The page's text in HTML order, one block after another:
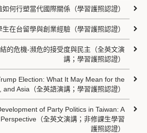
何行塑當代國際關係（學習護照認證）
在台留學與創業經驗（學習護照認證）
的危機-瀕危的接受度與民主（全英文演
講；學習護照認證）
Election: What It May Mean for the
and Asia（全英語演講；學習護照認證）
of Party Politics in Taiwan: A
（全英文演講；非修課生學習
護照認證）